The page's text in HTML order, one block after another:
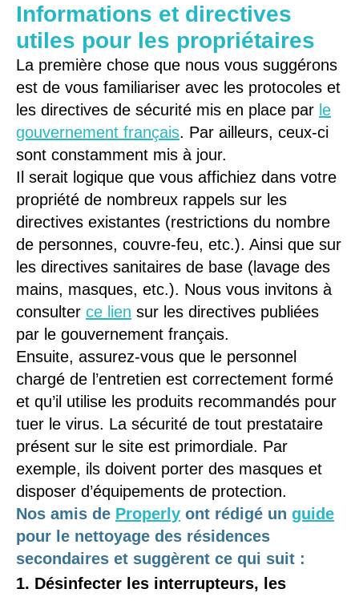
Informations et directives
utiles pour les propriétaires
La première chose que nous vous suggérons
est de vous familiariser avec les protocoles et
les directives de sécurité mis en place par le
gouvernement français. Par ailleurs, ceux-ci
sont constamment mis à jour.
Il serait logique que vous affichiez dans votre
propriété de nombreux rappels sur les
directives existantes (restrictions du nombre
de personnes, couvre-feu, etc.). Ainsi que sur
les directives sanitaires de base (lavage des
mains, masques, etc.). Nous vous invitons à
consulter ce lien sur les directives publiées
par le gouvernement français.
Ensuite, assurez-vous que le personnel
chargé de l’entretien est correctement formé
et qu’il utilise les produits recommandés pour
tuer le virus. La sécurité de tout prestataire
présent sur le site est primordiale. Par
exemple, ils doivent porter des masques et
disposer d’équipements de protection.
Nos amis de Properly ont rédigé un guide
pour le nettoyage des résidences
secondaires et suggèrent ce qui suit :
1. Désinfecter les interrupteurs, les